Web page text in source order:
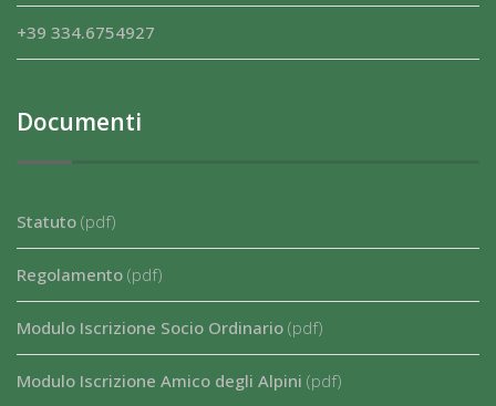
+39 334.6754927
Documenti
Statuto (pdf)
Regolamento (pdf)
Modulo Iscrizione Socio Ordinario (pdf)
Modulo Iscrizione Amico degli Alpini (pdf)